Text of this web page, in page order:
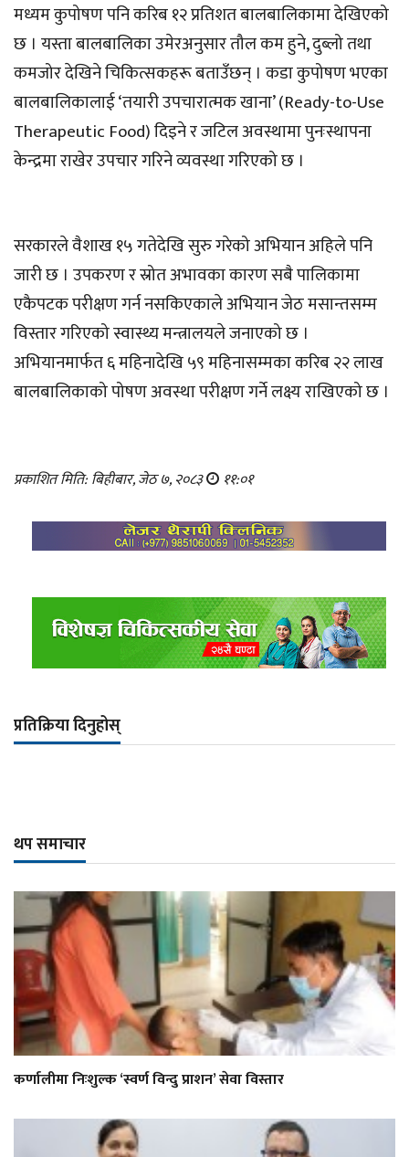
मध्यम कुपोषण पनि करिब १२ प्रतिशत बालबालिकामा देखिएको
छ । यस्ता बालबालिका उमेरअनुसार तौल कम हुने, दुब्लो तथा
कमजोर देखिने चिकित्सकहरू बताउँछन् । कडा कुपोषण भएका
बालबालिकालाई ‘तयारी उपचारात्मक खाना’ (Ready-to-Use
Therapeutic Food) दिइने र जटिल अवस्थामा पुनःस्थापना
केन्द्रमा राखेर उपचार गरिने व्यवस्था गरिएको छ ।
सरकारले वैशाख १५ गतेदेखि सुरु गरेको अभियान अहिले पनि
जारी छ । उपकरण र स्रोत अभावका कारण सबै पालिकामा
एकैपटक परीक्षण गर्न नसकिएकाले अभियान जेठ मसान्तसम्म
विस्तार गरिएको स्वास्थ्य मन्त्रालयले जनाएको छ ।
अभियानमार्फत ६ महिनादेखि ५९ महिनासम्मका करिब २२ लाख
बालबालिकाको पोषण अवस्था परीक्षण गर्ने लक्ष्य राखिएको छ ।
प्रकाशित मिति: बिहीबार, जेठ ७, २०८३ ११:०१
प्रतिक्रिया दिनुहोस्
थप समाचार
कर्णालीमा निःशुल्क ‘स्वर्ण विन्दु प्राशन’ सेवा विस्तार